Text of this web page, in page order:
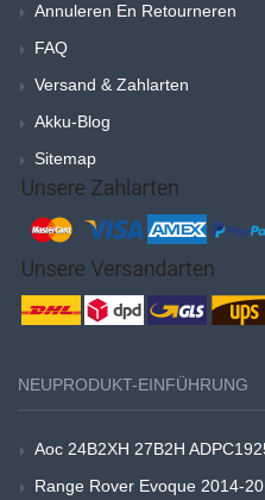
Annuleren En Retourneren
FAQ
Versand & Zahlarten
Akku-Blog
Sitemap
NEUPRODUKT-EINFÜHRUNG
Aoc 24B2XH 27B2H
Range Rover Evoque 2014-